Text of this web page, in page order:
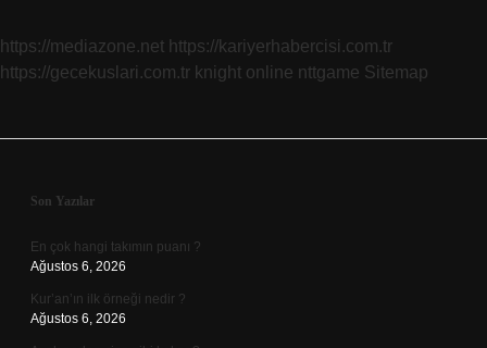
https://mediazone.net https://kariyerhabercisi.com.tr
https://gecekuslari.com.tr knight online nttgame Sitemap
Sidebar
Son Yazılar
En çok hangi takımın puanı ?
Ağustos 6, 2026
Kur’an’ın ilk örneği nedir ?
Ağustos 6, 2026